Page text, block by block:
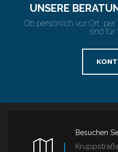
UNSERE
Ob persönlich vor Ort,
sind für
Besuchen